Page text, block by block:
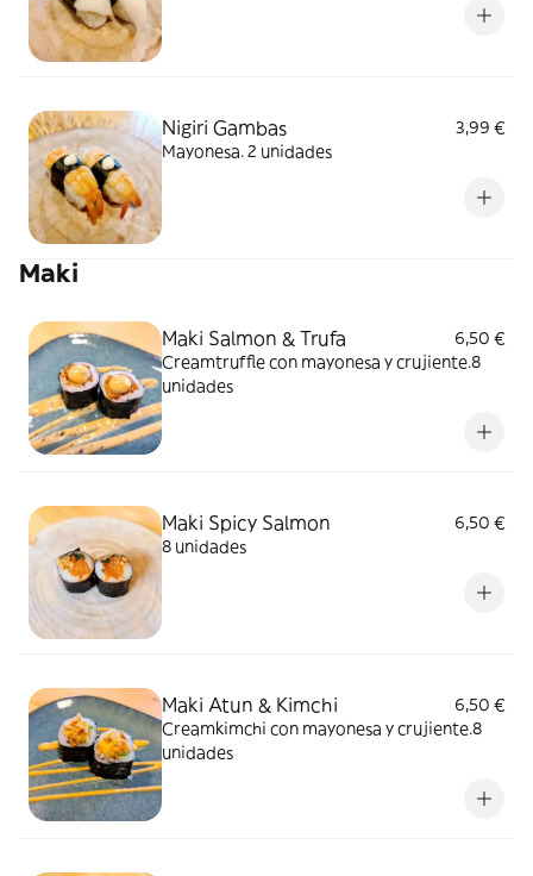
Nigiri Gambas
3,99 €
Mayonesa. 2 unidades
Maki
Maki Salmon & Trufa
6,50 €
Creamtruffle con mayonesa y crujiente.8
unidades
Maki Spicy Salmon
6,50 €
8 unidades
Maki Atun & Kimchi
6,50 €
Creamkimchi con mayonesa y crujiente.8
unidades